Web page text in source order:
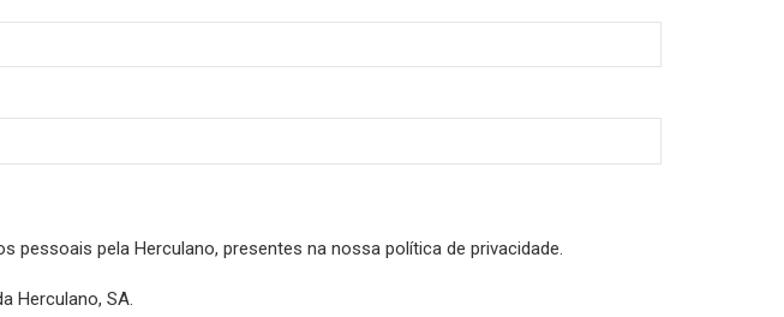
pela Herculano, presentes na nossa política de privacidade.
Herculano, SA.